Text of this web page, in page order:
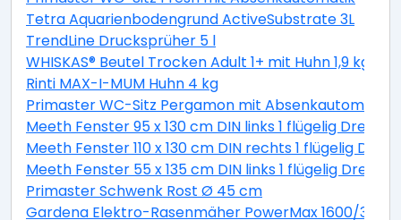
Tetra Aquarienbodengrund ActiveSubstrate 3L
TrendLine Drucksprüher 5 l
WHISKAS® Beutel Trocken Adult 1+ mit Huhn 1,9 kg 1,9
Rinti MAX-I-MUM Huhn 4 kg
Primaster WC-Sitz Pergamon mit Absenkautomatik
Meeth Fenster 95 x 130 cm DIN links 1 flügelig Dreh-
Meeth Fenster 110 x 130 cm DIN rechts 1 flügelig
Meeth Fenster 55 x 135 cm DIN links 1 flügelig Dreh-
Primaster Schwenk Rost Ø 45 cm
Gardena Elektro-Rasenmäher PowerMax 1600/37